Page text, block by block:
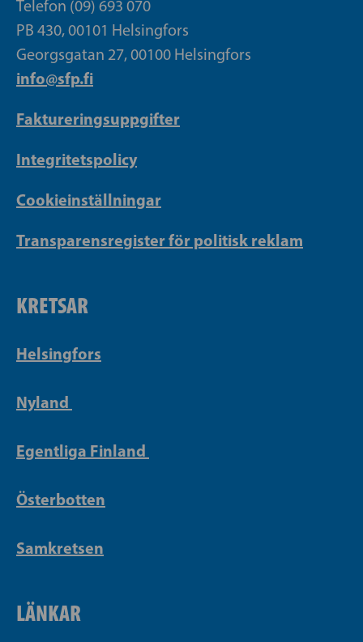
Telefon (09) 693 070
PB 430, 00101 Helsingfors
Georgsgatan 27, 00100 Helsingfors
info@sfp.fi
Faktureringsuppgifter
Integritetspolicy
Cookieinställningar
Transparensregister för politisk reklam
KRETSAR
Helsingfors
Nyland
Egentliga Finland
Österbotten
Samkretsen
LÄNKAR